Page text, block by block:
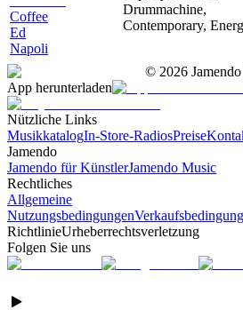
Coffee
Ed
Napoli
Drummachine,
Contemporary,
© 2026
App herunterladen
Nützliche Links
MusikkatalogIn-Store-RadiosPreise
Jamendo
Jamendo für KünstlerJamendo Music
Rechtliches
Allgemeine
Nutzungsbedingungen
RichtlinieUrheberrechtsverletzung
Folgen Sie uns